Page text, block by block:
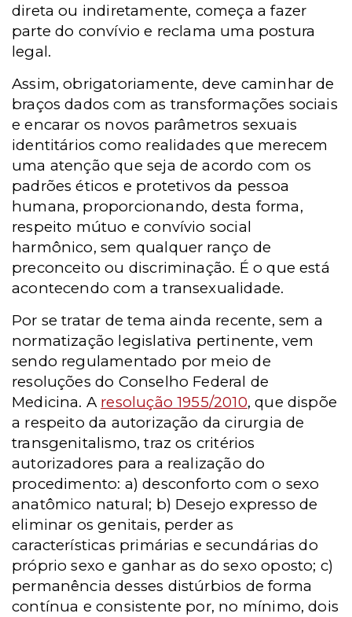
direta ou indiretamente, começa a fazer
parte do convívio e reclama uma postura
legal.
Assim, obrigatoriamente, deve caminhar de
braços dados com as transformações sociais
e encarar os novos parâmetros sexuais
identitários como realidades que merecem
uma atenção que seja de acordo com os
padrões éticos e protetivos da pessoa
humana, proporcionando, desta forma,
respeito mútuo e convívio social
harmônico, sem qualquer ranço de
preconceito ou discriminação. É o que está
acontecendo com a transexualidade.
Por se tratar de tema ainda recente, sem a
normatização legislativa pertinente, vem
sendo regulamentado por meio de
resoluções do Conselho Federal de
Medicina. A resolução 1955/2010, que dispõe
a respeito da autorização da cirurgia de
transgenitalismo, traz os critérios
autorizadores para a realização do
procedimento: a) desconforto com o sexo
anatômico natural; b) Desejo expresso de
eliminar os genitais, perder as
características primárias e secundárias do
próprio sexo e ganhar as do sexo oposto; c)
permanência desses distúrbios de forma
contínua e consistente por, no mínimo, dois